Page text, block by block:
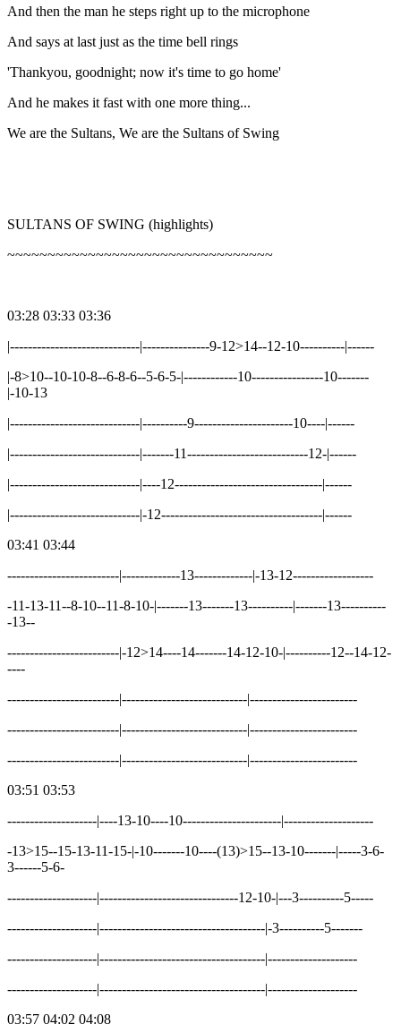
And then the man he steps right up to the microphone
And says at last just as the time bell rings
'Thankyou, goodnight; now it's time to go home'
And he makes it fast with one more thing...
We are the Sultans, We are the Sultans of Swing
SULTANS OF SWING (highlights)
~~~~~~~~~~~~~~~~~~~~~~~~~~~~~~~~~
03:28 03:33 03:36
|-----------------------------|---------------9-12>14--12-10----------|------
|-8>10--10-10-8--6-8-6--5-6-5-|------------10----------------10-------
|-10-13
|-----------------------------|----------9----------------------10----|------
|-----------------------------|-------11---------------------------12-|------
|-----------------------------|----12---------------------------------|------
|-----------------------------|-12------------------------------------|------
03:41 03:44
-------------------------|-------------13-------------|-13-12------------------
-11-13-11--8-10--11-8-10-|-------13-------13----------|-------13----------
-13--
-------------------------|-12>14----14-------14-12-10-|----------12--14-12-
----
-------------------------|----------------------------|------------------------
-------------------------|----------------------------|------------------------
-------------------------|----------------------------|------------------------
03:51 03:53
--------------------|----13-10----10----------------------|--------------------
-13>15--15-13-11-15-|-10-------10----(13)>15--13-10-------|-----3-6-
3------5-6-
--------------------|-------------------------------12-10-|---3----------5-----
--------------------|-------------------------------------|-3----------5-------
--------------------|-------------------------------------|--------------------
--------------------|-------------------------------------|--------------------
03:57 04:02 04:08